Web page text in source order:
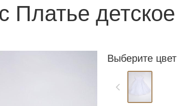
Платье детское
Выберите цвет